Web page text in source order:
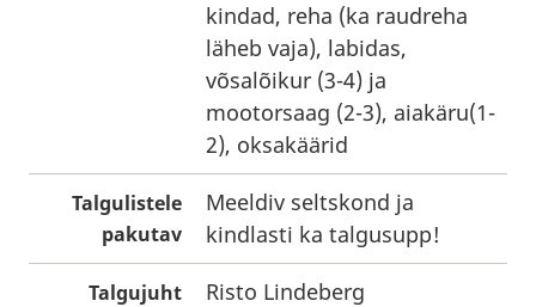
kindad, reha (ka raudreha
läheb vaja), labidas,
võsalõikur (3-4) ja
mootorsaag (2-3), aiakäru(1-
2), oksakäärid
Talgulistele
pakutav
Meeldiv seltskond ja
kindlasti ka talgusupp!
Talgujuht Risto Lindeberg